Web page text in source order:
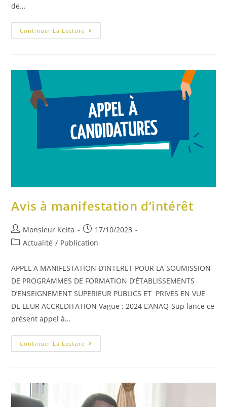
de…
Continuer La Lecture
Avis à manifestation d’intérêt
Monsieur Keita
17/10/2023
Actualité / Publication
APPEL A MANIFESTATION D’INTERET POUR LA SOUMISSION
DE PROGRAMMES DE FORMATION D’ÉTABLISSEMENTS
D’ENSEIGNEMENT SUPERIEUR PUBLICS ET PRIVES EN VUE
DE LEUR ACCREDITATION Vague : 2024 L’ANAQ-Sup lance ce
présent appel à…
Continuer La Lecture